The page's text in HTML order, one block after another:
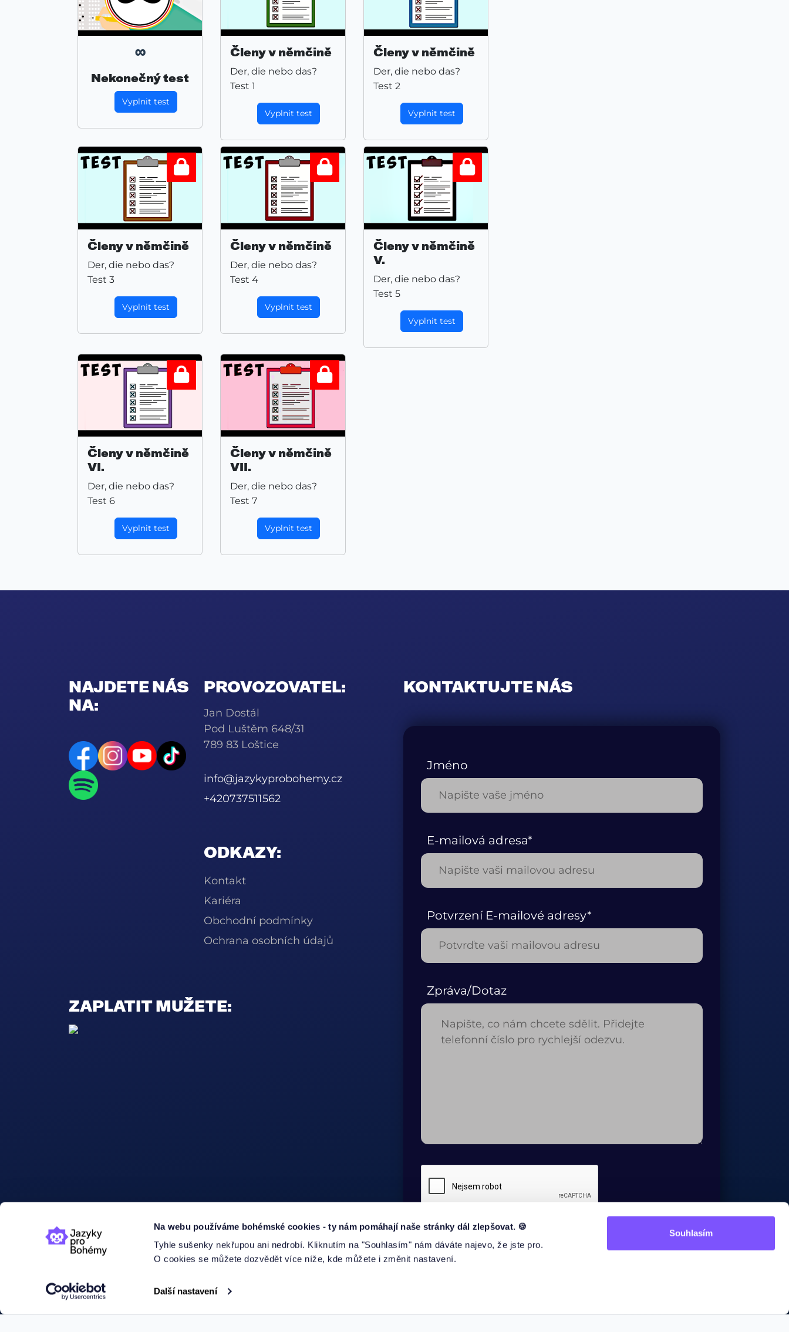
Na webu používáme bohémské cookies - ty nám pomáhají naše stránky dál zlepšovat. 🍪
Tyhle sušenky nekřupou ani nedrobí. Kliknutím na "Souhlasím" nám dáváte najevo, že jste pro.
O cookies se můžete dozvědět více níže, kde můžete i změnit nastavení.
Další nastavení
Souhlasím
∞
Nekonečný test
Vyplnit test
Členy v němčině
Der, die nebo das?
Test 1
Vyplnit test
Členy v němčině
Der, die nebo das?
Test 2
Vyplnit test
Členy v němčině
Der, die nebo das?
Test 3
Vyplnit test
Členy v němčině
Der, die nebo das?
Test 4
Vyplnit test
Členy v němčině
V.
Der, die nebo das?
Test 5
Vyplnit test
Členy v němčině
VI.
Der, die nebo das?
Test 6
Vyplnit test
Členy v němčině
VII.
Der, die nebo das?
Test 7
Vyplnit test
NAJDETE NÁS
NA:
PROVOZOVATEL:
Jan Dostál
Pod Luštěm 648/31
789 83 Loštice
info@jazykyprobohemy.cz
+420737511562
ODKAZY:
Kontakt
Kariéra
Obchodní podmínky
Ochrana osobních údajů
ZAPLATIT MUŽETE:
KONTAKTUJTE NÁS
Jméno
E-mailová adresa*
Potvrzení E-mailové adresy*
Zpráva/Dotaz
ODESLAT